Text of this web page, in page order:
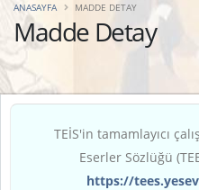
Madde Detay
ANASAYFA MADDE DETAY
TEİS'in tamamlayıcı
Eserler Sözlüğü
https://